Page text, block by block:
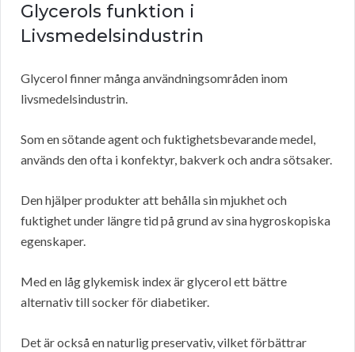
Glycerols funktion i
Livsmedelsindustrin
Glycerol finner många användningsområden inom
livsmedelsindustrin.
Som en sötande agent och fuktighetsbevarande medel,
används den ofta i konfektyr, bakverk och andra sötsaker.
Den hjälper produkter att behålla sin mjukhet och
fuktighet under längre tid på grund av sina hygroskopiska
egenskaper.
Med en låg glykemisk index är glycerol ett bättre
alternativ till socker för diabetiker.
Det är också en naturlig preservativ, vilket förbättrar